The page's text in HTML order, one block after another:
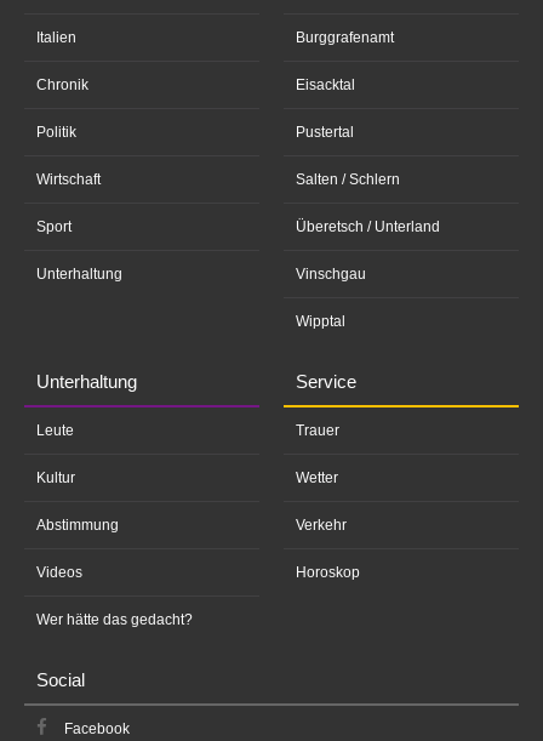
Italien
Chronik
Politik
Wirtschaft
Sport
Unterhaltung
Burggrafenamt
Eisacktal
Pustertal
Salten / Schlern
Überetsch / Unterland
Vinschgau
Wipptal
Unterhaltung
Leute
Kultur
Abstimmung
Videos
Wer hätte das gedacht?
Service
Trauer
Wetter
Verkehr
Horoskop
Social
Facebook